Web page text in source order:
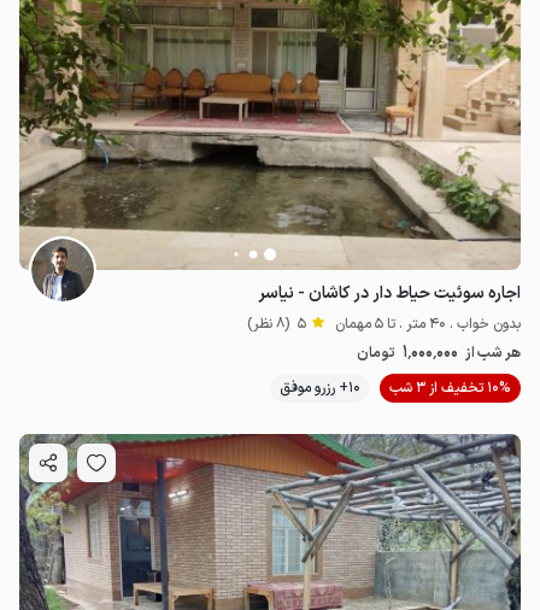
2.8میلیون ت 4.4
اجاره سوئیت حیاط دار در کاشان - نیاسر
بدون خواب . 40 متر . تا 5 مهمان 5 (8 نظر)
هر شب از 1٬000٬000 تومان
10% تخفیف از 3 شب
10+ رزرو موفق